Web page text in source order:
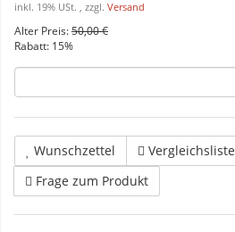
inkl. 19% USt. , zzgl. Versand
Alter Preis:50,00 €
Rabatt: 15%
Wunschzettel
Vergleichsliste
Frage zum Produkt